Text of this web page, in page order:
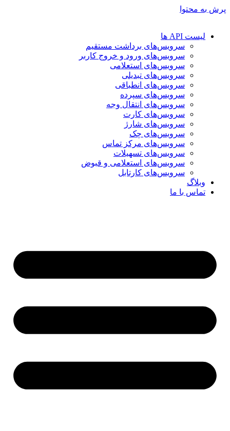
پرش به محتوا
لیست API ها
سرویس‌های برداشت مستقیم
سرویس‌های ورود و خروج کاربر
سرویس‌های استعلامی
سرویس‌های تبدیلی
سرویس‌های انطباقی
سرویس‌های سپرده
سرویس‌های انتقال وجه
سرویس‌های کارت
سرویس‌های شارژ
سرویس‌های چک
سرویس‌های مرکز تماس
سرویس‌های تسهیلات
سرویس‌های استعلامی و قبوض
سرویس‌های کارتابل
وبلاگ
تماس با ما